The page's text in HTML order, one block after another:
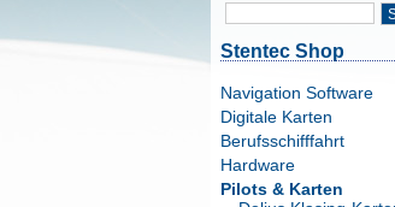
Stentec Shop
Navigation Software
Digitale Karten
Berufsschifffahrt
Hardware
Pilots & Karten